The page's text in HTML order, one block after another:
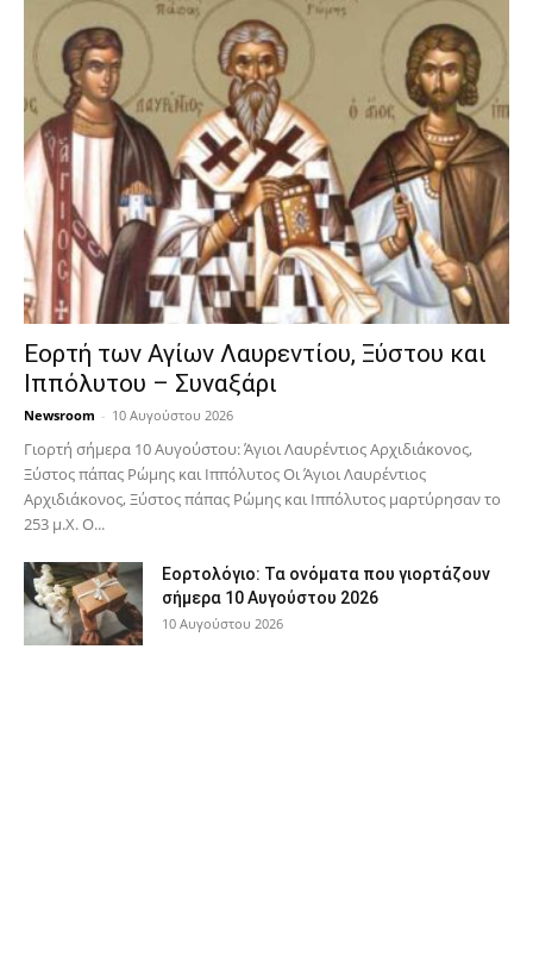
Εορτή των Αγίων Λαυρεντίου, Ξύστου και
Ιππόλυτου – Συναξάρι
Newsroom - 10 Αυγούστου 2026
Γιορτή σήμερα 10 Αυγούστου: Άγιοι Λαυρέντιος Αρχιδιάκονος,
Ξύστος πάπας Ρώμης και Ιππόλυτος Οι Άγιοι Λαυρέντιος
Αρχιδιάκονος, Ξύστος πάπας Ρώμης και Ιππόλυτος μαρτύρησαν το
253 μ.Χ. Ο...
Εορτολόγιο: Τα ονόματα που γιορτάζουν
σήμερα 10 Αυγούστου 2026
10 Αυγούστου 2026